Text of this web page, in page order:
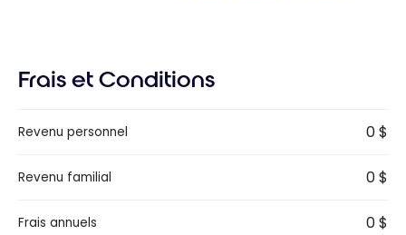
Frais et Conditions
Revenu personnel 0 $
Revenu familial 0 $
Frais annuels 0 $